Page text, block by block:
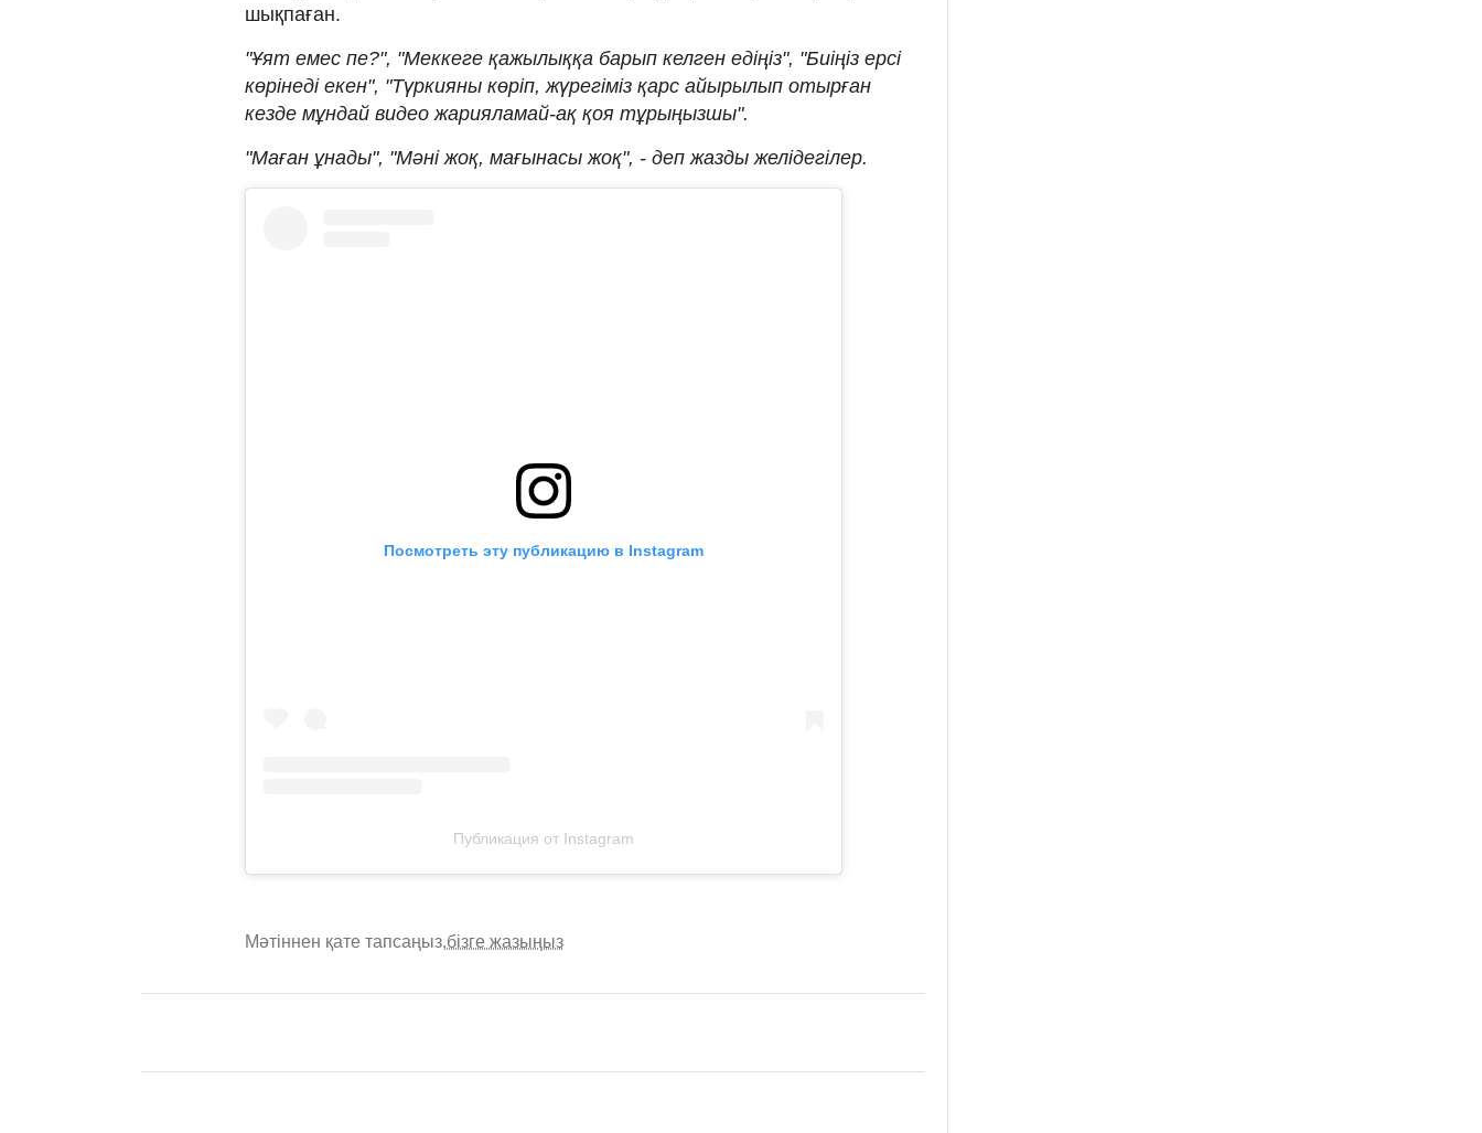
шықпаған.
"Ұят емес пе?", "Меккеге қажылыққа барып келген едіңіз", "Биіңіз ерсі
көрінеді екен", "Түркияны көріп, жүрегіміз қарс айырылып отырған
кезде мұндай видео жарияламай-ақ қоя тұрыңызшы".
"Маған ұнады", "Мәні жоқ, мағынасы жоқ", - деп жазды желідегілер.
Посмотреть эту публикацию в Instagram
Публикация от Instagram
Мәтіннен қате тапсаңыз,бізге жазыңыз